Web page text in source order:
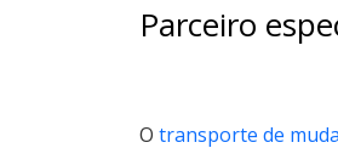
Parceiro
O transporte de